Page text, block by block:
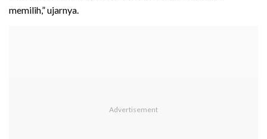
memilih,” ujarnya.